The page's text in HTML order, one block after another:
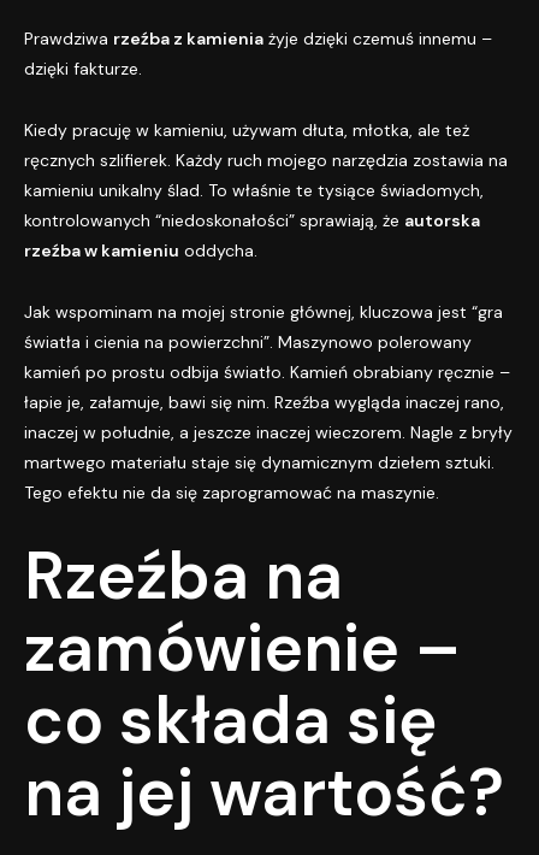
Prawdziwa rzeźba z kamienia żyje dzięki czemuś innemu –
dzięki fakturze.
Kiedy pracuję w kamieniu, używam dłuta, młotka, ale też
ręcznych szlifierek. Każdy ruch mojego narzędzia zostawia na
kamieniu unikalny ślad. To właśnie te tysiące świadomych,
kontrolowanych “niedoskonałości” sprawiają, że autorska
rzeźba w kamieniu oddycha.
Jak wspominam na mojej stronie głównej, kluczowa jest “gra
światła i cienia na powierzchni”. Maszynowo polerowany
kamień po prostu odbija światło. Kamień obrabiany ręcznie –
łapie je, załamuje, bawi się nim. Rzeźba wygląda inaczej rano,
inaczej w południe, a jeszcze inaczej wieczorem. Nagle z bryły
martwego materiału staje się dynamicznym dziełem sztuki.
Tego efektu nie da się zaprogramować na maszynie.
Rzeźba na
zamówienie –
co składa się
na jej wartość?